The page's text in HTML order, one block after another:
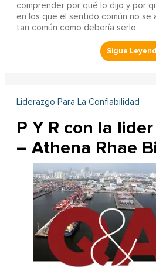
comprender por qué lo dijo y por
en los que el sentido común no se
tan común como debería serlo.
Liderazgo Para La Confiabilidad
P Y R con la
– Athena Rhae